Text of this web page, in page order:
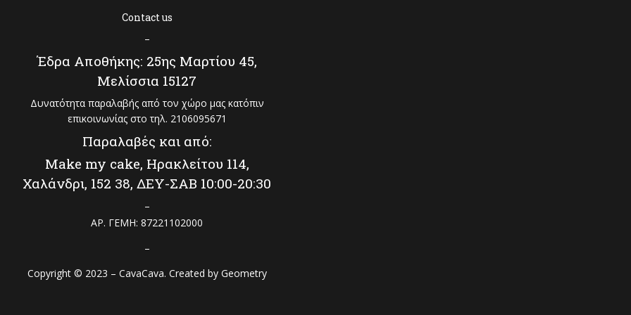
Contact us
–
Έδρα Αποθήκης: 25ης Μαρτίου 45,
Μελίσσια 15127
Δυνατότητα παραλαβής από τον χώρο μας κατόπιν
επικοινωνίας στο τηλ. 2106095671
Παραλαβές και από:
Make my cake, Ηρακλείτου 114,
Χαλάνδρι, 152 38, ΔΕΥ-ΣΑΒ 10:00-20:30
–
ΑΡ. ΓΕΜΗ: 87221102000
–
Copyright © 2023 – CavaCava. Created by Geometry